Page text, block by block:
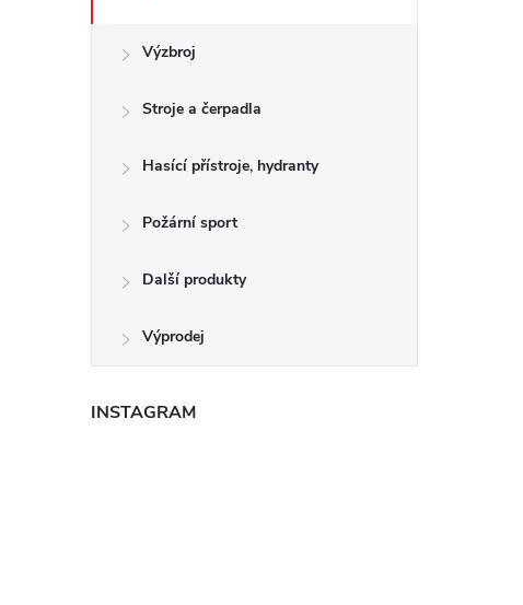
Výzbroj
Stroje a čerpadla
Hasící přístroje, hydranty
Požární sport
Další produkty
Výprodej
INSTAGRAM